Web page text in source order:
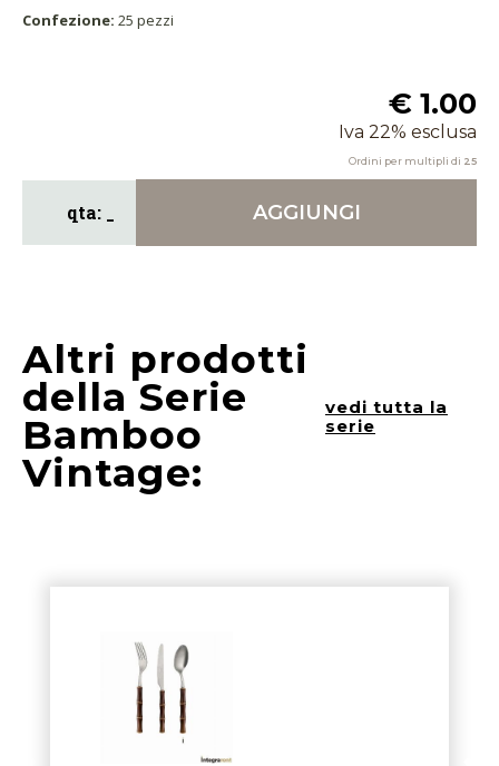
Confezione: 25 pezzi
€ 1.00
Iva 22% esclusa
Ordini per multipli di 25
AGGIUNGI
Altri prodotti
della Serie
Bamboo
Vintage:
vedi tutta la
serie